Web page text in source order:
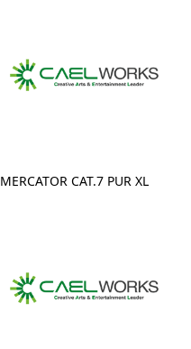
MERCATOR CAT.7 PUR XL